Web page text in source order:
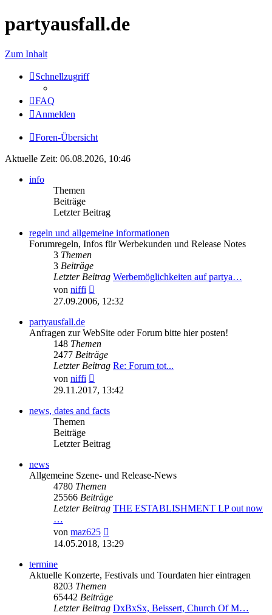
partyausfall.de
Zum Inhalt
Schnellzugriff
FAQ
Anmelden
Foren-Übersicht
Aktuelle Zeit: 06.08.2026, 10:46
info
Themen
Beiträge
Letzter Beitrag
regeln und allgemeine informationen
Forumregeln, Infos für Werbekunden und Release Notes
3 Themen
3 Beiträge
Letzter Beitrag Werbemöglichkeiten auf partya…
von niffi
Beitrag
27.09.2006, 12:32
partyausfall.de
Anfragen zur WebSite oder Forum bitte hier posten!
148 Themen
2477 Beiträge
Letzter Beitrag Re: Forum tot...
von niffi
Beitrag
29.11.2017, 13:42
news, dates and facts
Themen
Beiträge
Letzter Beitrag
news
Allgemeine Szene- und Release-News
4780 Themen
25566 Beiträge
Letzter Beitrag THE ESTABLISHMENT LP out now
…
von maz625
Beitrag
14.05.2018, 13:29
termine
Aktuelle Konzerte, Festivals und Tourdaten hier eintragen
8203 Themen
65442 Beiträge
Letzter Beitrag DxBxSx, Beissert, Church Of M…